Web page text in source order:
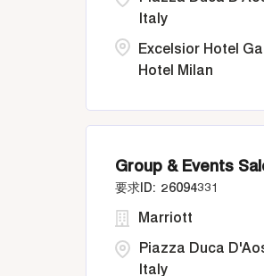
Italy
Excelsior Hotel
Hotel Milan
Group & Events
26094331
Piazza Duca
Italy
Marriott